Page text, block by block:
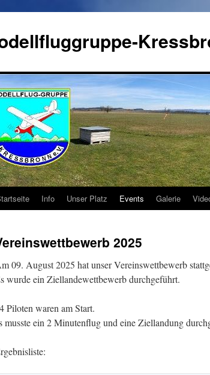
Info Unser Platz Events Galerie
2025
09. August 2025 hat unser Vereinswettbewerb
wurde ein Ziellandewettbewerb durchgeführt.
Piloten waren am Start.
musste ein 2 Minutenflug und eine Ziellandung